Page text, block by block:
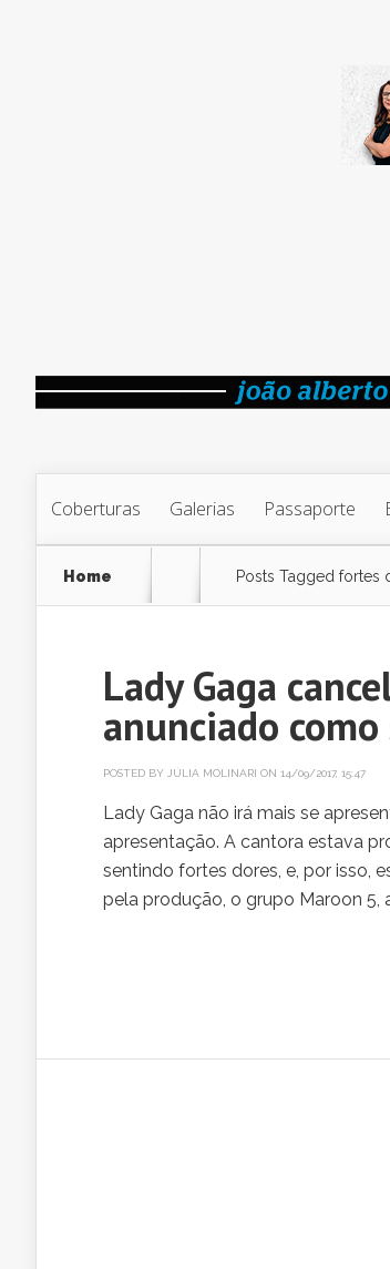
Coberturas Galerias Passaporte
Home Posts Tagged fortes
Lady Gaga
anunciado
POSTED BY JÚLIA MOLINARI ON 14/09/2017, 15:47
Lady Gaga não irá mais se
apresentação. A cantora estava
sentindo fortes dores, e, por isso,
pela produção, o grupo Maroon 5,